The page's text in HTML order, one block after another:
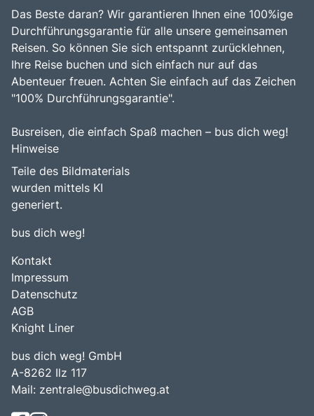
Das Beste daran? Wir garantieren Ihnen eine 100%ige
Durchführungsgarantie für alle unsere gemeinsamen
Reisen. So können Sie sich entspannt zurücklehnen,
Ihre Reise buchen und sich einfach nur auf das
Abenteuer freuen. Achten Sie einfach auf das Zeichen
"100% Durchführungsgarantie".
Busreisen, die einfach Spaß machen – bus dich weg!
Hinweise
Teile des Bildmaterials
wurden mittels KI
generiert.
bus dich weg!
Kontakt
Impressum
Datenschutz
AGB
Knight Liner
bus dich weg! GmbH
A-8262 Ilz 117
Mail: zentrale@busdichweg.at